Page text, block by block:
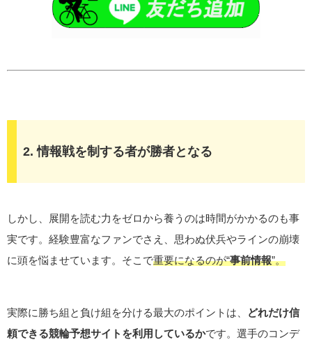
2. 情報戦を制する者が勝者となる
しかし、展開を読む力をゼロから養うのは時間がかかるのも事
実です。経験豊富なファンでさえ、思わぬ伏兵やラインの崩壊
に頭を悩ませています。そこで重要になるのが“事前情報”。
実際に勝ち組と負け組を分ける最大のポイントは、
どれだけ信
頼できる競輪予想サイト を利用しているかです。選手のコンデ